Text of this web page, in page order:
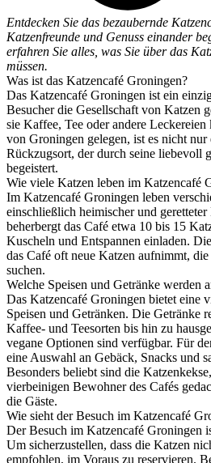
Entdecken Sie das bezaubernde
Katzenfreunde und Genuss einander
erfahren Sie alles, was Sie über das
müssen.
Was ist das Katzencafé Groningen?
Das Katzencafé Groningen ist ein
Besucher die Gesellschaft von Katzen
sie Kaffee, Tee oder andere
von Groningen gelegen, ist es nicht nur
Rückzugsort, der durch seine liebevoll
begeistert.
Wie viele Katzen leben im Katzencafé
Im Katzencafé Groningen leben
einschließlich heimischer und
beherbergt das Café etwa 10 bis 15
Kuscheln und Entspannen einladen.
das Café oft neue Katzen aufnimmt,
suchen.
Welche Speisen und Getränke werden
Das Katzencafé Groningen bietet eine
Speisen und Getränken. Die Getränke
Kaffee- und Teesorten bis hin zu
vegane Optionen sind verfügbar. Für
eine Auswahl an Gebäck, Snacks und
Besonders beliebt sind die
vierbeinigen Bewohner des Cafés
die Gäste.
Wie sieht der Besuch im Katzencafé
Der Besuch im Katzencafé Groningen
Um sicherzustellen, dass die Katzen
empfohlen, im Voraus zu reservieren.